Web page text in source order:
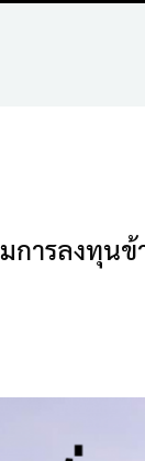
การลงทุน